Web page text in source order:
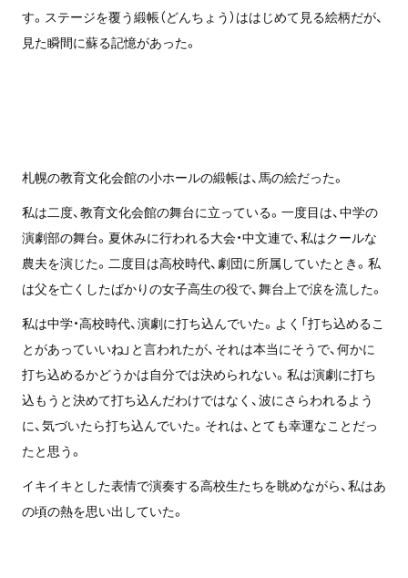
す。ステージを覆う緞帳（どんちょう）ははじめて見る絵柄だが、
見た瞬間に蘇る記憶があった。
札幌の教育文化会館の小ホールの緞帳は、馬の絵だった。
私は二度、教育文化会館の舞台に立っている。一度目は、中学の
演劇部の舞台。夏休みに行われる大会・中文連で、私はクールな
農夫を演じた。二度目は高校時代、劇団に所属していたとき。私
は父を亡くしたばかりの女子高生の役で、舞台上で涙を流した。
私は中学・高校時代、演劇に打ち込んでいた。よく「打ち込めるこ
とがあっていいね」と言われたが、それは本当にそうで、何かに
打ち込めるかどうかは自分では決められない。私は演劇に打ち
込もうと決めて打ち込んだわけではなく、波にさらわれるよう
に、気づいたら打ち込んでいた。それは、とても幸運なことだっ
たと思う。
イキイキとした表情で演奏する高校生たちを眺めながら、私はあ
の頃の熱を思い出していた。